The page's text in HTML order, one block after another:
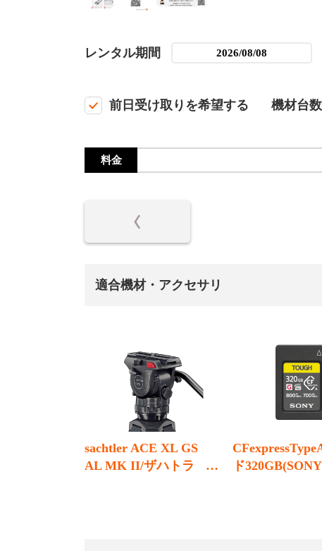
レンタル期間
前日受け取りを希望する 機材台数
料金
適合機材・アクセサリ
sachtler ACE XL GS
AL MK II/ザハトラ
ド320GB(SONY